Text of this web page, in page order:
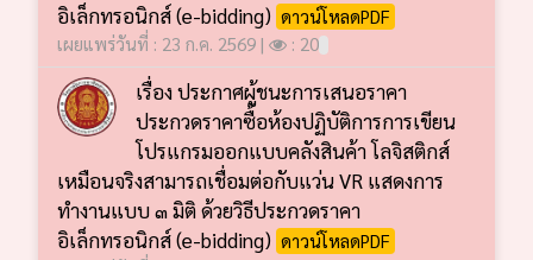
อิเล็กทรอนิกส์ (e-bidding) ดาวน์โหลดPDF
เผยแพร่วันที่ : 23 ก.ค. 2569 |
: 20
เรื่อง ประกาศผู้ชนะการเสนอราคา
ประกวดราคาซื้อห้องปฏิบัติการการเขียน
โปรแกรมออกแบบคลังสินค้า โลจิสติกส์
เหมือนจริงสามารถเชื่อมต่อกับแว่น VR แสดงการ
ทำงานแบบ ๓ มิติ ด้วยวิธีประกวดราคา
อิเล็กทรอนิกส์ (e-bidding) ดาวน์โหลดPDF